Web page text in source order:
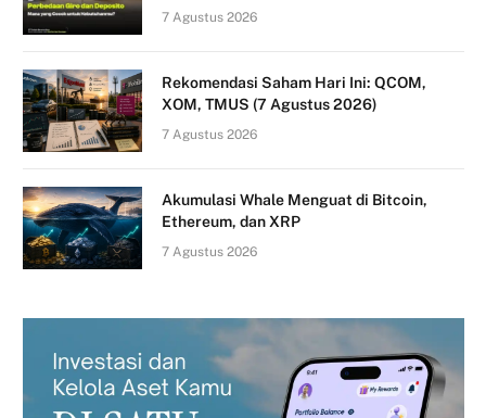
7 Agustus 2026
Rekomendasi Saham Hari Ini: QCOM,
XOM, TMUS (7 Agustus 2026)
7 Agustus 2026
Akumulasi Whale Menguat di Bitcoin,
Ethereum, dan XRP
7 Agustus 2026